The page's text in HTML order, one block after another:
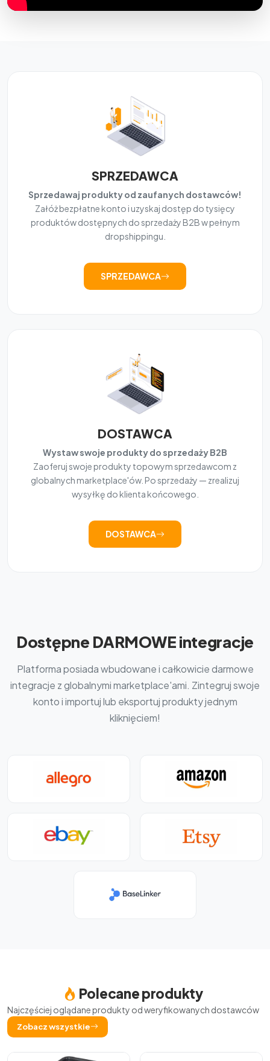
SPRZEDAWCA
Sprzedawaj produkty od zaufanych dostawców!
Załóż bezpłatne konto i uzyskaj dostęp do tysięcy
produktów dostępnych do sprzedaży B2B w pełnym
dropshippingu.
SPRZEDAWCA
DOSTAWCA
Wystaw swoje produkty do sprzedaży B2B
Zaoferuj swoje produkty topowym sprzedawcom z
globalnych marketplace'ów. Po sprzedaży — zrealizuj
wysyłkę do klienta końcowego.
DOSTAWCA
Dostępne DARMOWE integracje
Platforma posiada wbudowane i całkowicie darmowe
integracje z globalnymi marketplace'ami. Zintegruj swoje
konto i importuj lub eksportuj produkty jednym
kliknięciem!
Polecane produkty
Najczęściej oglądane produkty od weryfikowanych dostawców
Zobacz wszystkie